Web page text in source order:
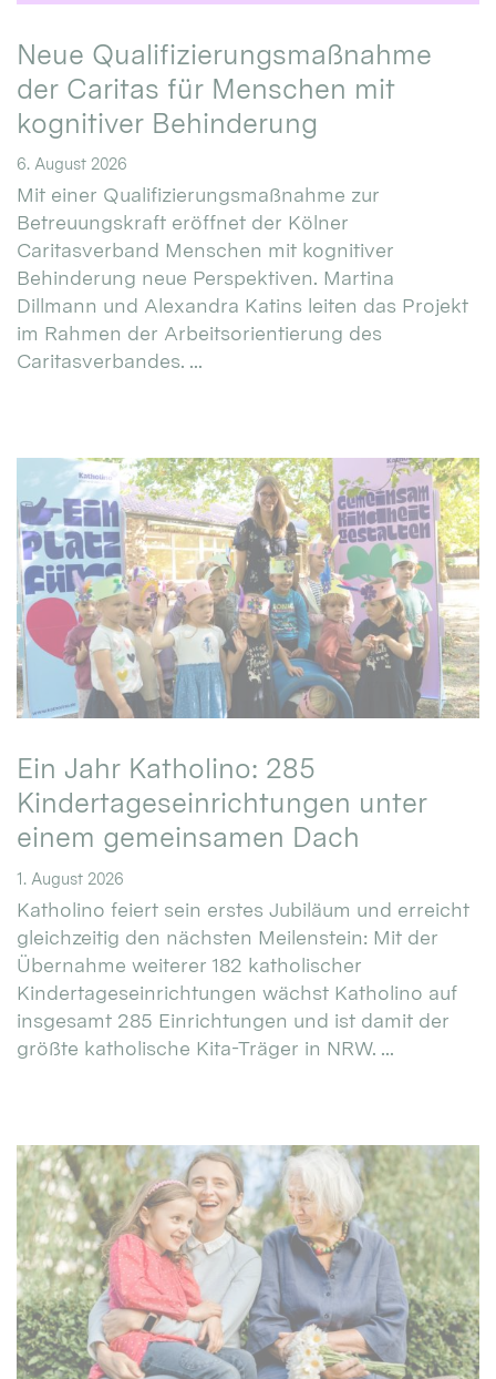
Neue Qualifizierungsmaßnahme
der Caritas für Menschen mit
kognitiver Behinderung
6. August 2026
Mit einer Qualifizierungsmaßnahme zur
Betreuungskraft eröffnet der Kölner
Caritasverband Menschen mit kognitiver
Behinderung neue Perspektiven. Martina
Dillmann und Alexandra Katins leiten das Projekt
im Rahmen der Arbeitsorientierung des
Caritasverbandes. ...
Ein Jahr Katholino: 285
Kindertageseinrichtungen unter
einem gemeinsamen Dach
1. August 2026
Katholino feiert sein erstes Jubiläum und erreicht
gleichzeitig den nächsten Meilenstein: Mit der
Übernahme weiterer 182 katholischer
Kindertageseinrichtungen wächst Katholino auf
insgesamt 285 Einrichtungen und ist damit der
größte katholische Kita-Träger in NRW. ...